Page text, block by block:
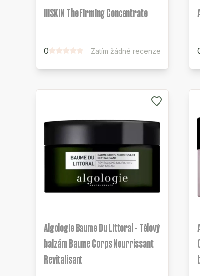
111SKIN The Firming Concentrate
0 Zatím žádné recenze
Algologie Baume Du Littoral - Tělový
balzám Baume Corps Nourrissant
Revitalisant